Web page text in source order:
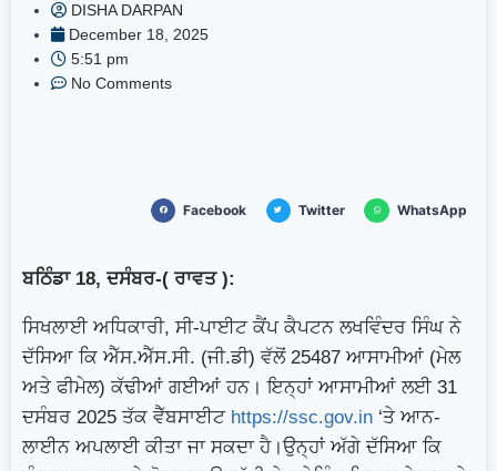
ਪੰਜਾਬ ਵਿੱਚ ਭਰਪੂਰ ਸਮਰਥਨ ਮਿਲਿਆ-ਲੁਧਿਆਣਾ
ਭਾਰਤ ਦੇ ਪ੍ਰਧਾਨ ਮੰਤਰੀ Narendra Modi ਨੇ
ਨਾਲ ਦੋ ਪੱਖੀ ਮੀਟਿੰਗ
ਨਵੀਂ ਦਿੱਲੀ ਵਿੱਚ ਸ਼ੁਰੂ
DISHA DARPAN
December 18, 2025
5:51 pm
No Comments
Facebook Twitter WhatsApp
ਬਠਿੰਡਾ18,ਦਸੰਬਰ-(ਰਾਵਤ):
ਸਿਖਲਾਈ ਅਧਿਕਾਰੀ, ਸੀ-ਪਾਈਟ ਕੈਂਪ ਕੈਪਟਨ ਲਖਵਿੰਦਰ ਸਿੰਘ ਨੇ
ਦੱਸਿਆ ਕਿ ਐੱਸ.ਐੱਸ.ਸੀ. (ਜੀ.ਡੀ) ਵੱਲੋਂ 25487 ਆਸਾਮੀਆਂ (ਮੇਲ
ਅਤੇ ਫੀਮੇਲ) ਕੱਢੀਆਂ ਗਈਆਂ ਹਨ। ਇਨ੍ਹਾਂ ਆਸਾਮੀਆਂ ਲਈ 31
ਦਸੰਬਰ 2025 ਤੱਕ ਵੈੱਬਸਾਈਟ https://ssc.gov.in ‘ਤੇ ਆਨ-
ਲਾਈਨ ਅਪਲਾਈ ਕੀਤਾ ਜਾ ਸਕਦਾ ਹੈ।ਉਨ੍ਹਾਂ ਅੱਗੇ ਦੱਸਿਆ ਕਿ